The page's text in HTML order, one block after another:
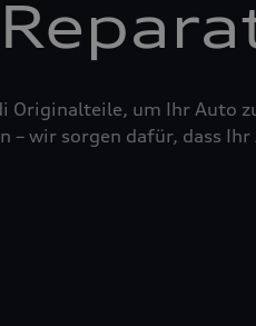
Originalteile, um Ihr Auto
– wir sorgen dafür, dass